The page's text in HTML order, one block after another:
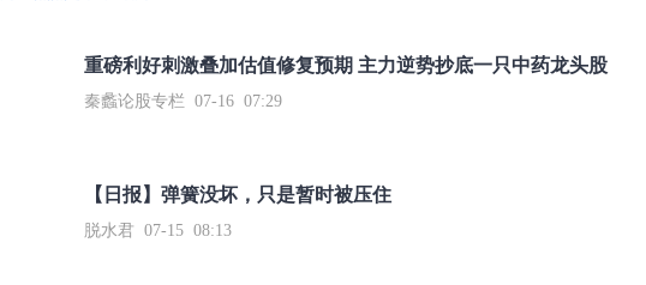
重磅利好刺激叠加估值修复预期 主力逆势抄底一只中药龙头股
秦蠡论股专栏 07-16 07:29
【日报】弹簧没坏，只是暂时被压住
脱水君 07-15 08:13